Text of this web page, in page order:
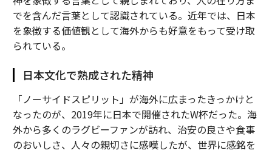
でを含んだ言葉として認識されている。近年では、日本
を象徴する価値観として海外からも好意をもって受け取
られている。
日本文化で熟成された精神
「ノーサイドスピリット」が海外に広まったきっかけと
なったのが、2019年に日本で開催されたW杯だった。海
外から多くのラグビーファンが訪れ、治安の良さや食事
のおいしさ、人々の親切さに感嘆したが、世界に感銘を